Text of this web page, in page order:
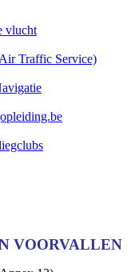
vlucht
Traffic Service)
VOORVALLEN